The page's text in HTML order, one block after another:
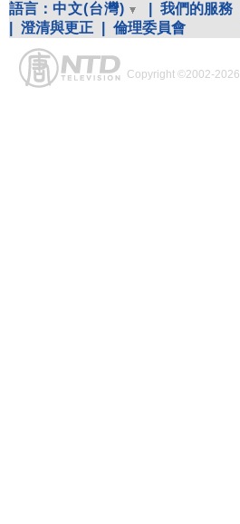
語言： 中文(台灣) 我們的服務
澄清與更正 倫理委員會
Copyright ©2002-2026